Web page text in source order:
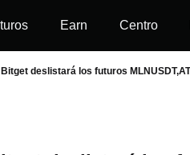
Earn Centro
deslistará los futuros